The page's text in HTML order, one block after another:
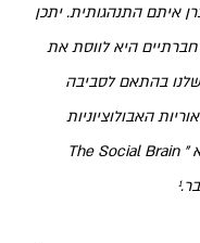
איתם התנהגותית. יתכן
היא לווסת את
בהתאם לסביבה
האבולוציוניות
המובילות בתחום היא "The Social Brain